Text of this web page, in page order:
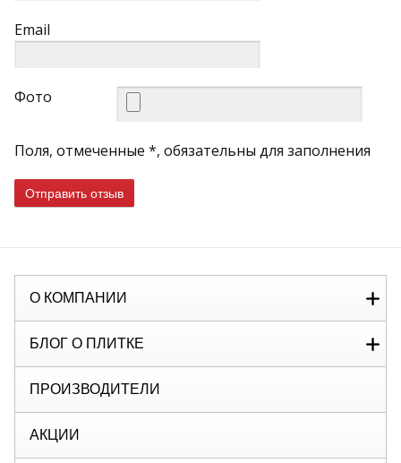
Email
Фото
Поля, отмеченные *, обязательны для заполнения
Отправить отзыв
О КОМПАНИИ
БЛОГ О ПЛИТКЕ
ПРОИЗВОДИТЕЛИ
АКЦИИ